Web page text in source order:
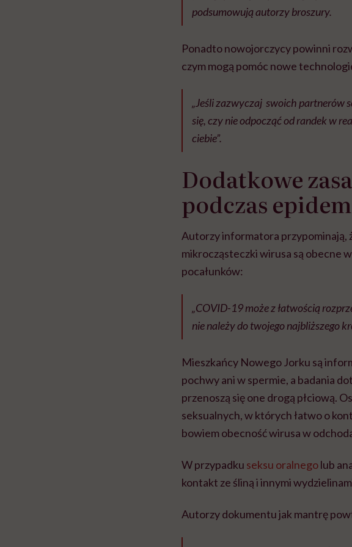
podsumowują autorzy broszury.
Ponadto nowojorczycy powinni
czym mogą pomóc nowe
„Jeśli zazwyczaj swoich partnerów
się, czy nie odpocząć od randek w
ciebie”.
Dodatkowe
podczas
Autorzy informatora przypominają,
mikrocząsteczki wirusa są obecne
pocałunków:
„COVID-19 może z łatwością
nie należy do twojego najbliższego
Mieszkańcy Nowego Jorku są
pochwy ani w spermie, a badania
przenoszą się one drogą płciową.
seksualnych, w których łatwo o
bowiem obecność wirusa w
W przypadku seksu oralnegolub
kontakt ze śliną i innymi
Autorzy dokumentu jak mantrę